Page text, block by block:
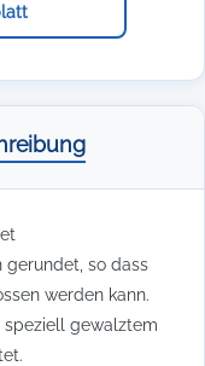
gerundet, so dass
werden kann.
gewalztem